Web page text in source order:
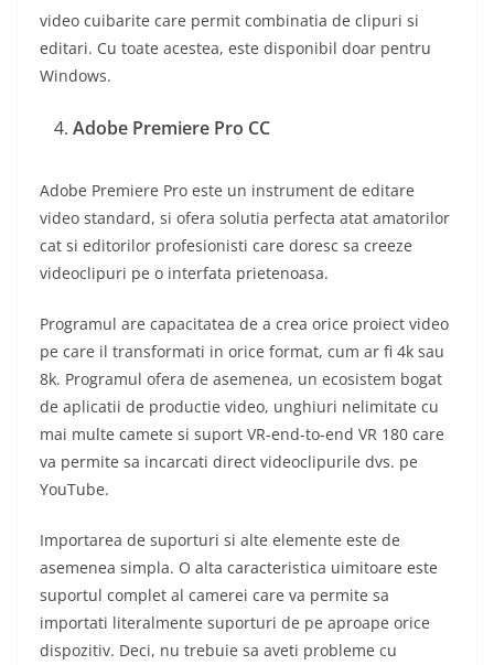
video cuibarite care permit combinatia de clipuri si
editari. Cu toate acestea, este disponibil doar pentru
Windows.
Adobe Premiere Pro CC
Adobe Premiere Pro este un instrument de editare
video standard, si ofera solutia perfecta atat amatorilor
cat si editorilor profesionisti care doresc sa creeze
videoclipuri pe o interfata prietenoasa.
Programul are capacitatea de a crea orice proiect video
pe care il transformati in orice format, cum ar fi 4k sau
8k. Programul ofera de asemenea, un ecosistem bogat
de aplicatii de productie video, unghiuri nelimitate cu
mai multe camete si suport VR-end-to-end VR 180 care
va permite sa incarcati direct videoclipurile dvs. pe
YouTube.
Importarea de suporturi si alte elemente este de
asemenea simpla. O alta caracteristica uimitoare este
suportul complet al camerei care va permite sa
importati literalmente suporturi de pe aproape orice
dispozitiv. Deci, nu trebuie sa aveti probleme cu